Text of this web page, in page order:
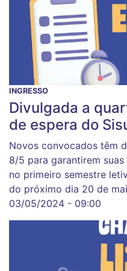
INGRESSO
Divulgada a
de espera do
Novos convocados têm
8/5 para garantirem
no primeiro semestre
do próximo dia 20 de
03/05/2024 - 09:00